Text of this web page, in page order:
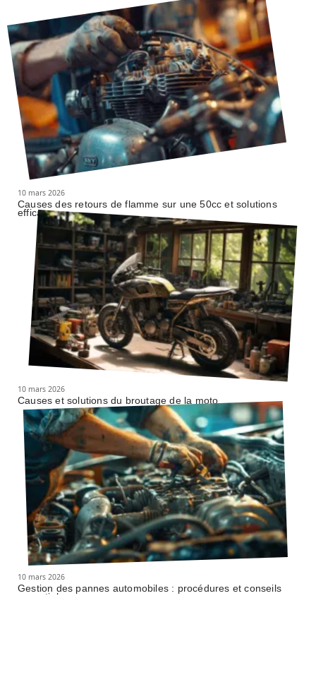
10 mars 2026
Causes des retours de flamme sur une 50cc et solutions
efficaces
10 mars 2026
Causes et solutions du broutage de la moto
10 mars 2026
Gestion des pannes automobiles : procédures et conseils
essentiels